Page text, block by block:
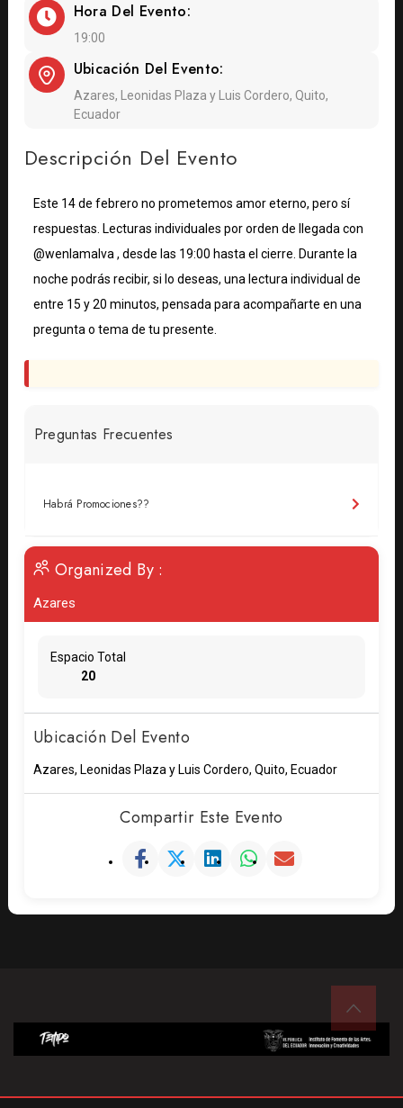
Hora Del Evento:
19:00
Ubicación Del Evento:
Azares, Leonidas Plaza y Luis Cordero, Quito,
Ecuador
Descripción Del Evento
Este 14 de febrero no prometemos amor eterno, pero sí
respuestas. Lecturas individuales por orden de llegada con
@wenlamalva , desde las 19:00 hasta el cierre. Durante la
noche podrás recibir, si lo deseas, una lectura individual de
entre 15 y 20 minutos, pensada para acompañarte en una
pregunta o tema de tu presente.
Preguntas Frecuentes
Habrá Promociones??
Organized By :
Azares
Espacio Total
20
Ubicación Del Evento
Azares, Leonidas Plaza y Luis Cordero, Quito, Ecuador
Compartir Este Evento